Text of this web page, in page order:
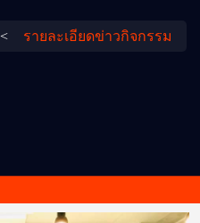
< รายละเอียดข่าวกิจกรรม